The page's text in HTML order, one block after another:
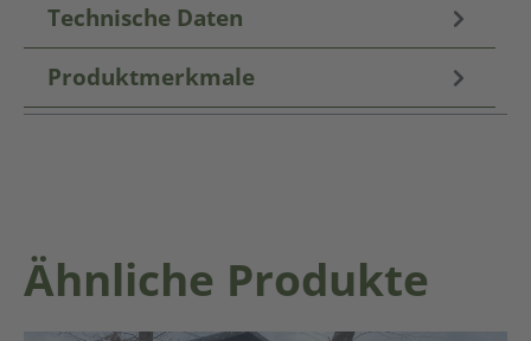
Technische Daten
Produktmerkmale
Produktgalerie überspringen
Ähnliche Produkte